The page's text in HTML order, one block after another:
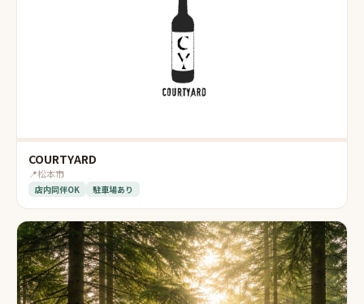
COURTYARD
📍松本市
店内同伴OK 駐車場あり